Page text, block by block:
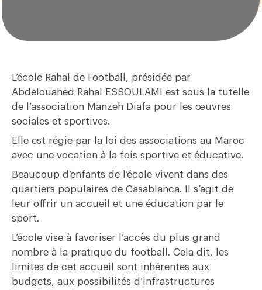
L’école Rahal de Football, présidée par
Abdelouahed Rahal ESSOULAMI est sous la tutelle
de l’association Manzeh Diafa pour les œuvres
sociales et sportives.
Elle est régie par la loi des associations au Maroc
avec une vocation à la fois sportive et éducative.
Beaucoup d’enfants de l’école vivent dans des
quartiers populaires de Casablanca. Il s’agit de
leur offrir un accueil et une éducation par le
sport.
L’école vise à favoriser l’accès du plus grand
nombre à la pratique du football. Cela dit, les
limites de cet accueil sont inhérentes aux
budgets, aux possibilités d’infrastructures